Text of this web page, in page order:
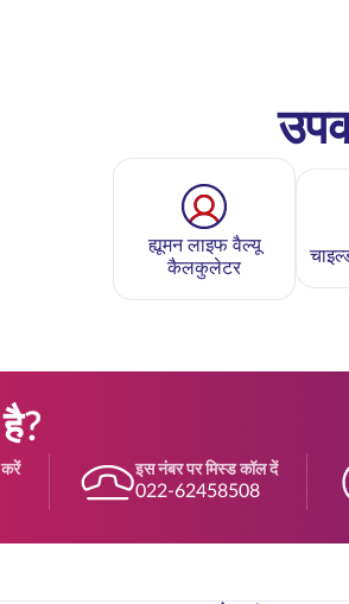
ह्यूमन लाइफ वैल्यू
कैलकुलेटर
करें इस नंबर पर मिस्ड कॉल दें
022-62458508